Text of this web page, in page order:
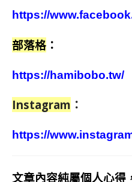
https://
部落格 ：
https://hamibobo.tw/
Instagram ：
https://
文章內容純屬個人心得